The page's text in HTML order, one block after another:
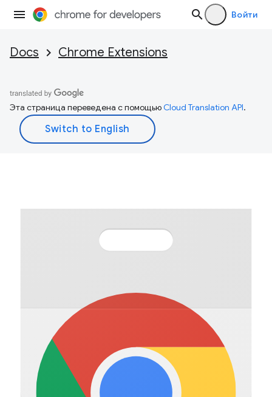
Войти
Docs Chrome Extensions
Эта страница переведена с помощьюCloud Translation API.